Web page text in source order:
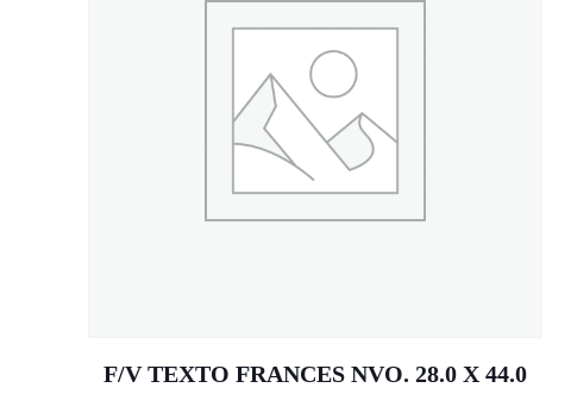
F/V TEXTO FRANCES NVO. 28.0 X 44.0